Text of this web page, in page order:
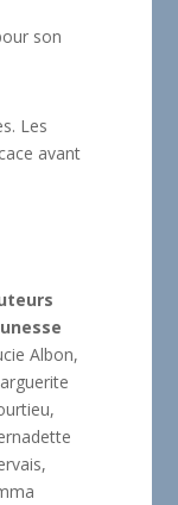
son
Les
avant
Albon,